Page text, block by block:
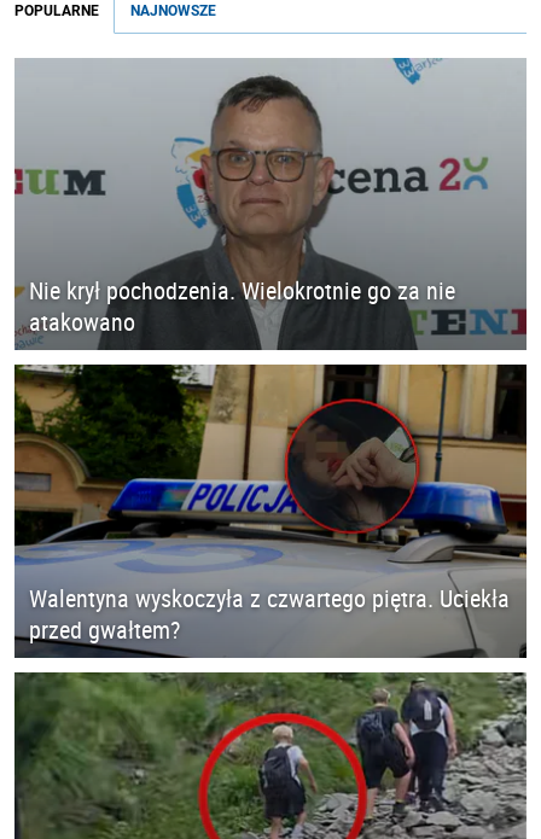
POPULARNE NAJNOWSZE
Nie krył pochodzenia. Wielokrotnie go za nie
atakowano
Walentyna wyskoczyła z czwartego piętra. Uciekła
przed gwałtem?